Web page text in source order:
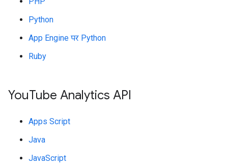
Python
App Engine पर Python
Ruby
YouTube Analytics API
Apps Script
Java
JavaScript